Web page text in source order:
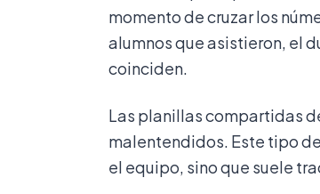
momento de cruzar los
alumnos que asistieron, el
coinciden.
Las planillas compartidas
malentendidos. Este tipo
el equipo, sino que suele